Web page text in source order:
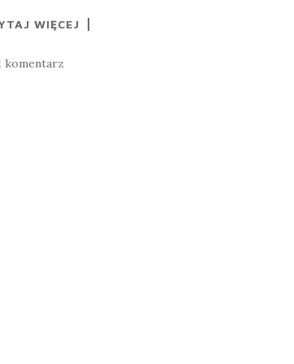
WIĘCEJ
komentarz